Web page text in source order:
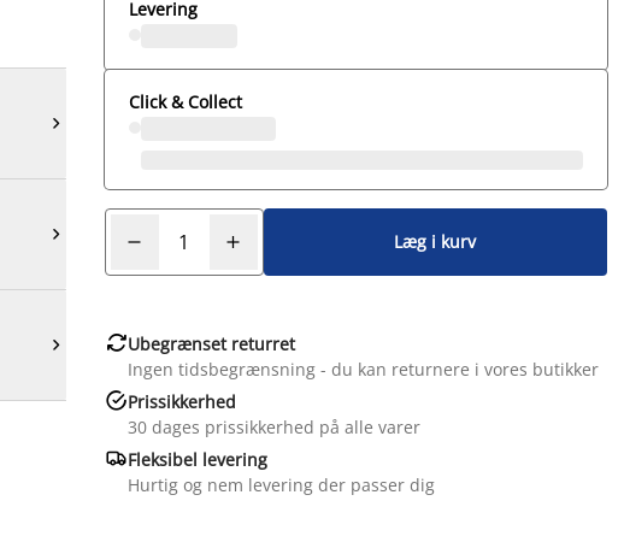



Levering
Click & Collect
Læg i kurv
Ubegrænset returret
Ingen tidsbegrænsning - du kan returnere i vores butikker
Prissikkerhed
30 dages prissikkerhed på alle varer
Fleksibel levering
Hurtig og nem levering der passer dig